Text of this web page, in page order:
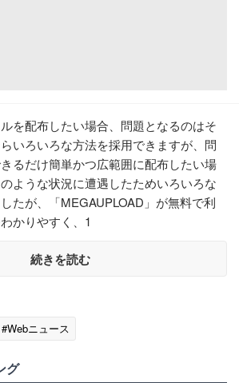
を配布したい場合、問題となるのはそ
いろいろな方法を採用できますが、問
るだけ簡単かつ広範囲に配布したい場
ような状況に遭遇したためいろいろな
たが、「MEGAUPLOAD」が無料で利
かりやすく、1
続きを読む
#Webニュース
グ